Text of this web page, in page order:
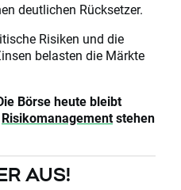
deutlichen Rücksetzer.
Risiken und die
belasten die Märkte
Börse heute bleibt
Risikomanagementstehen
AUS!